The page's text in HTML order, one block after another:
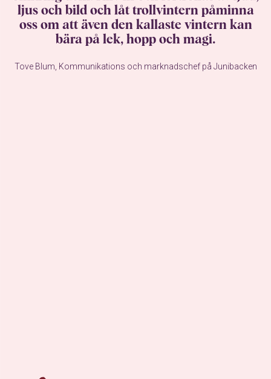
ljus och bild och låt trollvintern påminna
oss om att även den kallaste vintern kan
bära på lek, hopp och magi.
Tove Blum, Kommunikations och marknadschef på Junibacken